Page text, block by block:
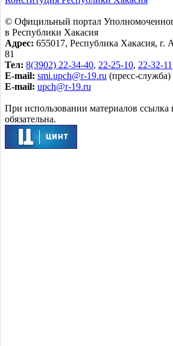
© Официльный портал
в Республики Хакасия
Адрес: 655017, Республика Хакасия, г.
81
Тел: 8(3902) 22-34-40, 22-25-10, 22-32-11
E-mail: smi.upch@r-19.ru (пресс-служба)
E-mail: upch@r-19.ru
При использовании материалов ссылка
обязательна.